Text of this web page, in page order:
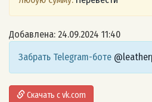
Добавлена: 24.09.2024 11:40
Забрать Telegram-боте
Скачать с vk.com